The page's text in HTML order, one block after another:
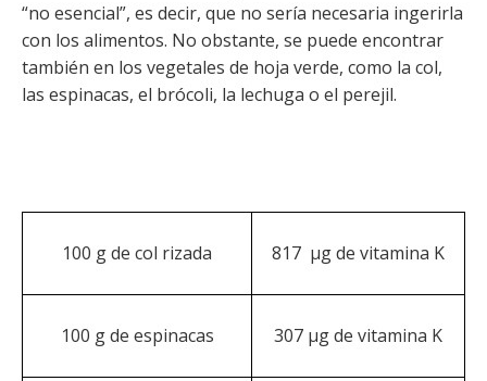
“no esencial”, es decir, que no sería necesaria ingerirla
con los alimentos. No obstante, se puede encontrar
también en los vegetales de hoja verde, como la col,
las espinacas, el brócoli, la lechuga o el perejil.
100 g de col rizada 817 µg de vitamina K
100 g de espinacas 307 µg de vitamina K